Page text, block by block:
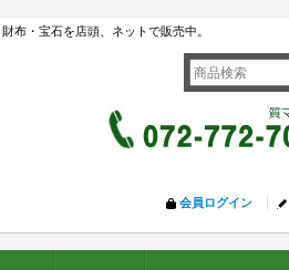
布・宝石を店頭、ネットで販売中。
会員ログイン